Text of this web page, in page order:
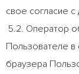
свое согласие
5.2. Оператор
Пользователе в
браузера